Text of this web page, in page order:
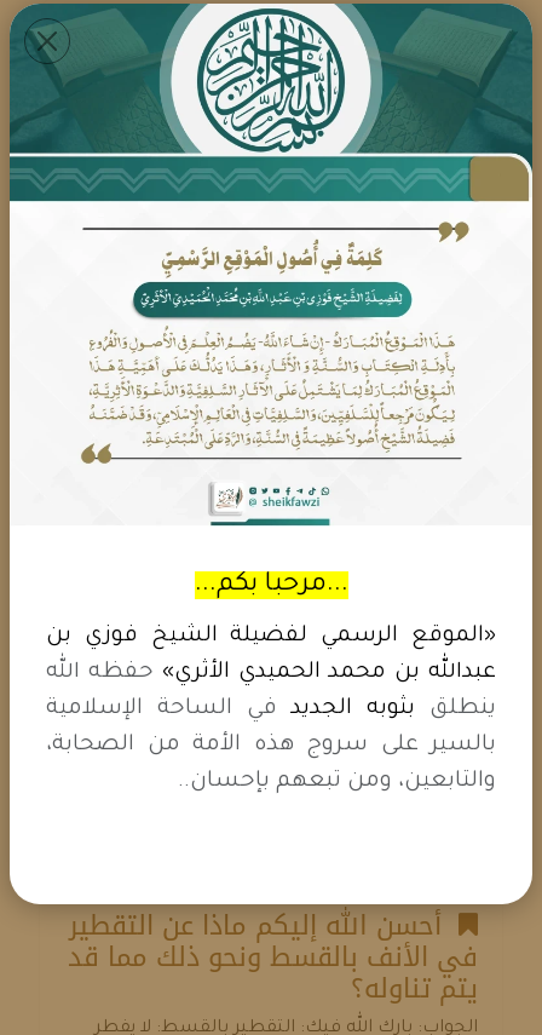
هل يعترف بشهاده المرأة
الواحدة في رؤيه الهلال لدخول
الشهر؟
الجواب: بارك الله فيك: نعم تقبل شهادة المرأة
الواحدة في رؤية الهلال، وقد قال بذلك عدد من فقهاء
الحنفية والحنابلة والشافعية....
أحسن الله إليكم ما حكم امرأة
عليها قضاء من العام الماضي
وأدركها رمضان فماذا عليها؟
الجواب: بارك الله فيك: المرأة التي أدركها رمضان ولم
تقض ما عليها، تقضي ما عليها بعد رمضان، وإذا
يشق عليها الصيام فتطعم عن كل يوم مسكين
أحسن الله إليكم ما حكم الحقن
للصائم؟
الجواب: بارك الله فيك: الحقن المغذية: تفطر
الصائم، والحقن غير المغذية، لا تفطر الصائم مثل
الإبر في العضلات، وغيرها.... المـــزيـد ...
أحسن الله إليكم ماذا عن التقطير
في الأنف بالقسط ونحو ذلك مما قد
يتم تناوله؟
الجواب: بارك الله فيك: التقطير بالقسط: لا يفطر
...مرحبا بكم...
«الموقع الرسمي لفضيلة الشيخ فوزي بن
عبدالله بن محمد الحميدي الأثري» حفظه الله
ينطلق
بثوبه الجديد في الساحة الإسلامية
بالسير على سروج هذه الأمة من الصحابة،
والتابعين، ومن تبعهم بإحسان..